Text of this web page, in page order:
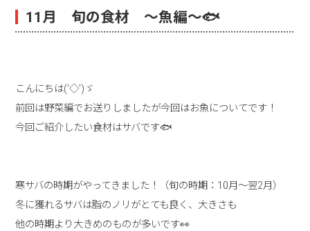
11月 旬の食材 ～魚編～🐟
こんにちは(‘◇’)ゞ
前回は野菜編でお送りしましたが今回はお魚についてです！
今回ご紹介したい食材はサバです🐟
寒サバの時期がやってきました！（旬の時期：10月～翌2月）
冬に獲れるサバは脂のノリがとても良く、大きさも
他の時期より大きめのものが多いです👀